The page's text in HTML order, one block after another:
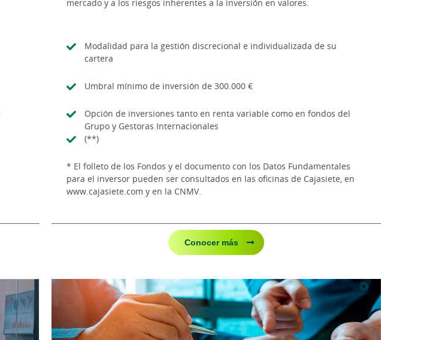
mercado y a los riesgos inherentes a la inversión en valores.
Modalidad para la gestión discrecional e individualizada de su
cartera
Umbral mínimo de inversión de 300.000 €
Opción de inversiones tanto en renta variable como en fondos del
Grupo y Gestoras Internacionales
(**)
* El folleto de los Fondos y el documento con los Datos Fundamentales
para el inversor pueden ser consultados en las oficinas de Cajasiete, en
www.cajasiete.com y en la CNMV.
Conocer más